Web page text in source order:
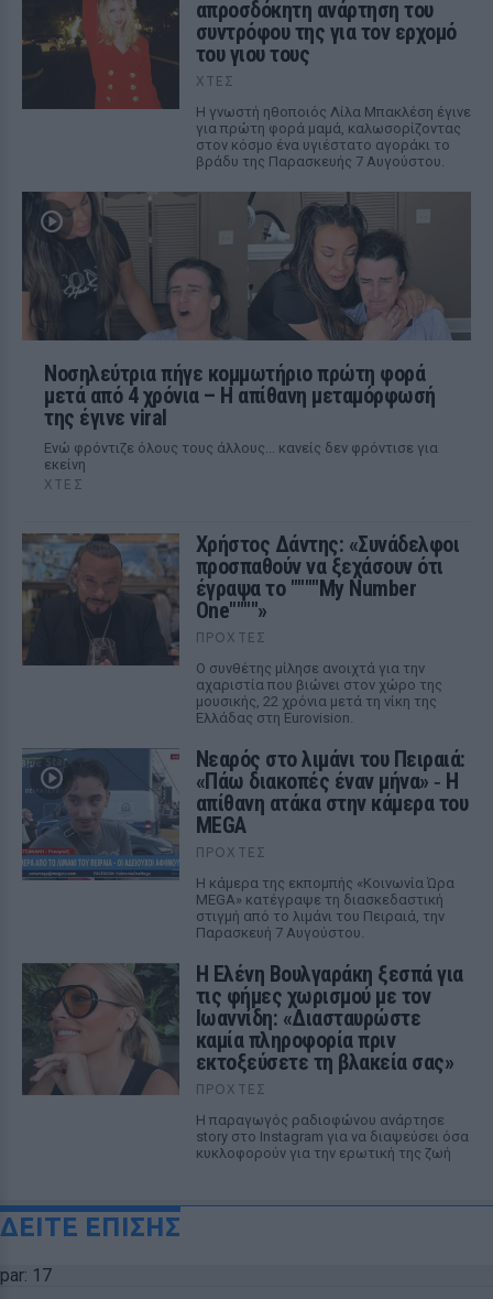
απροσδόκητη ανάρτηση του
συντρόφου της για τον ερχομό
του γιου τους
ΧΤΕΣ
Η γνωστή ηθοποιός Λίλα Μπακλέση έγινε
για πρώτη φορά μαμά, καλωσορίζοντας
στον κόσμο ένα υγιέστατο αγοράκι το
βράδυ της Παρασκευής 7 Αυγούστου.
Νοσηλεύτρια πήγε κομμωτήριο πρώτη φορά
μετά από 4 χρόνια – Η απίθανη μεταμόρφωσή
της έγινε viral
Ενώ φρόντιζε όλους τους άλλους... κανείς δεν φρόντισε για
εκείνη
ΧΤΕΣ
Χρήστος Δάντης: «Συνάδελφοι
προσπαθούν να ξεχάσουν ότι
έγραψα το """"My Number
One""""»
ΠΡΟΧΤΈΣ
Ο συνθέτης μίλησε ανοιχτά για την
αχαριστία που βιώνει στον χώρο της
μουσικής, 22 χρόνια μετά τη νίκη της
Ελλάδας στη Eurovision.
Νεαρός στο λιμάνι του Πειραιά:
«Πάω διακοπές έναν μήνα» ‑ Η
απίθανη ατάκα στην κάμερα του
MEGA
ΠΡΟΧΤΈΣ
Η κάμερα της εκπομπής «Κοινωνία Ώρα
MEGA» κατέγραψε τη διασκεδαστική
στιγμή από το λιμάνι του Πειραιά, την
Παρασκευή 7 Αυγούστου.
Η Ελένη Βουλγαράκη ξεσπά για
τις φήμες χωρισμού με τον
Ιωαννίδη: «Διασταυρώστε
καμία πληροφορία πριν
εκτοξεύσετε τη βλακεία σας»
ΠΡΟΧΤΈΣ
Η παραγωγός ραδιοφώνου ανάρτησε
story στο Instagram για να διαψεύσει όσα
κυκλοφορούν για την ερωτική της ζωή
ΔΕΙΤΕ ΕΠΙΣΗΣ
par: 17